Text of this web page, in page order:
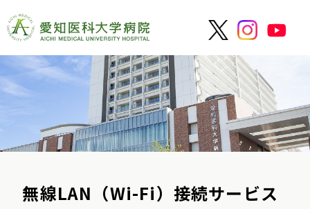
無線LAN（Wi-Fi）接続サービス